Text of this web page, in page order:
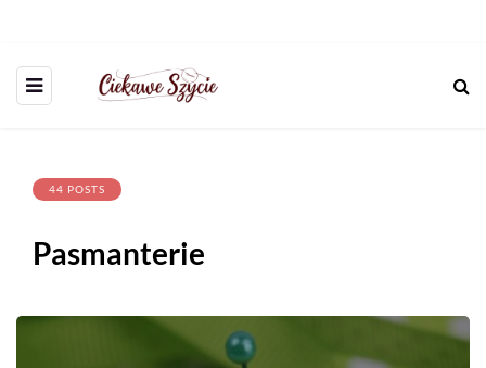
44 POSTS
Pasmanterie